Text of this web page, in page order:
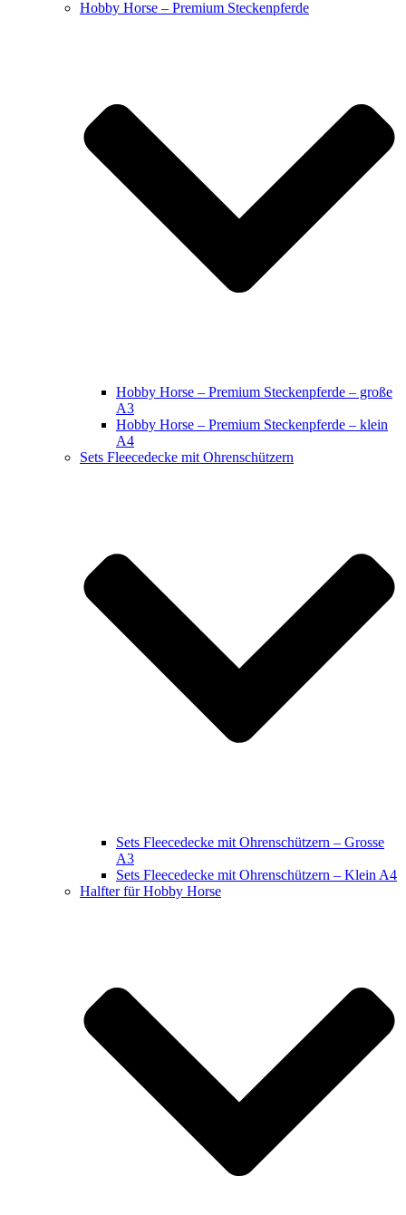
Hobby Horse – Premium Steckenpferde
Hobby Horse – Premium Steckenpferde – große
A3
Hobby Horse – Premium Steckenpferde – klein
A4
Sets Fleecedecke mit Ohrenschützern
Sets Fleecedecke mit Ohrenschützern – Grosse
A3
Sets Fleecedecke mit Ohrenschützern – Klein A4
Halfter für Hobby Horse